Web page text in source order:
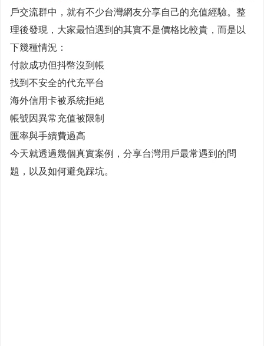
戶交流群中，就有不少台灣網友分享自己的充值經驗。整
理後發現，大家最怕遇到的其實不是價格比較貴，而是以
下幾種情況：
付款成功但抖幣沒到帳
找到不安全的代充平台
海外信用卡被系統拒絕
帳號因異常充值被限制
匯率與手續費過高
今天就透過幾個真實案例，分享台灣用戶最常遇到的問
題，以及如何避免踩坑。